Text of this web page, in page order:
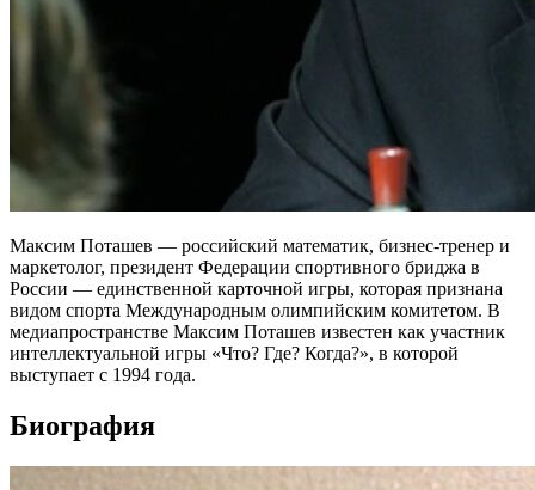
Максим Поташев — российский математик, бизнес-тренер и
маркетолог, президент Федерации спортивного бриджа в
России — единственной карточной игры, которая признана
видом спорта Международным олимпийским комитетом. В
медиапространстве Максим Поташев известен как участник
интеллектуальной игры «Что? Где? Когда?», в которой
выступает с 1994 года.
Биография